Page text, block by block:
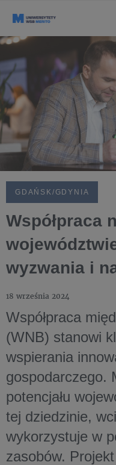
GDAŃSK/GDYNIA
Współpraca
wyzwania i
18 września 2024
Współpraca
(WNB) stanowi
wspierania
gospodarczego.
potencjału
tej dziedzinie,
wykorzystuje w
zasobów.